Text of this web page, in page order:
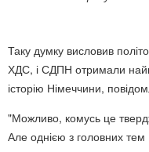
Таку думку висловив
ХДС, і СДПН отримали
історію Німеччини,
"Можливо, комусь це
Але однією з головних тем